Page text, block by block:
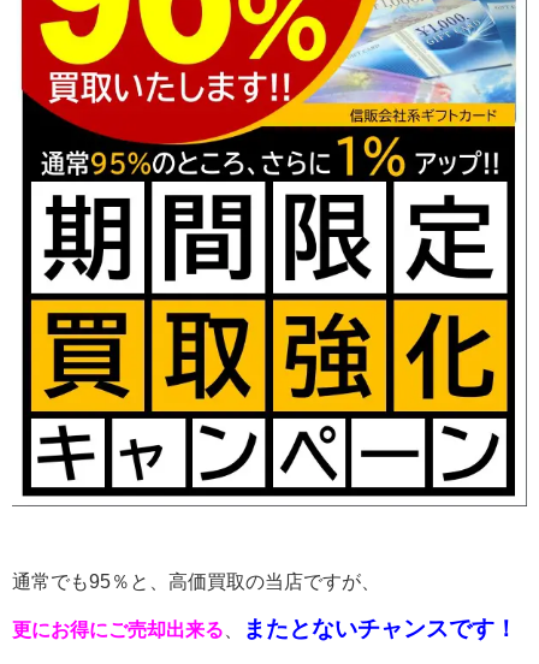
通常でも95％と、高価買取の当店ですが、
更にお得にご売却出来る、
またとないチャンスです！